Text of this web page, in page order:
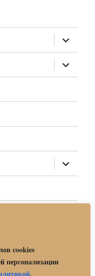
cookies
персонализации
.
раскрыть
дочернее
меню
раскрыть
дочернее
меню
раскрыть
дочернее
меню
услуг «Мои